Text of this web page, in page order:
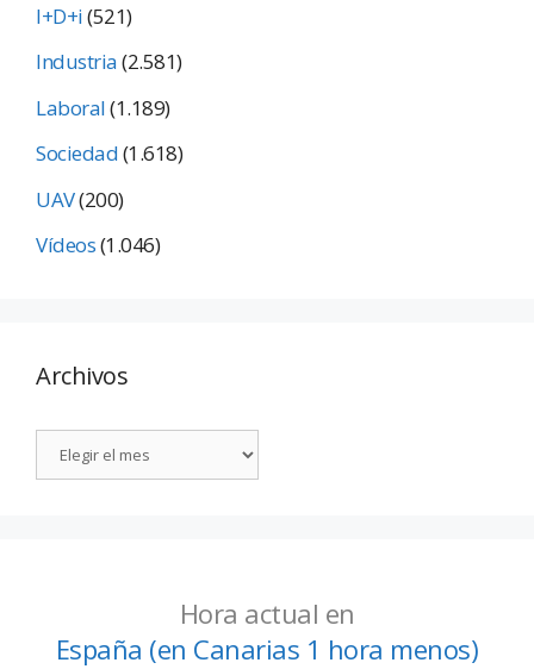
I+D+i(521)
Industria(2.581)
Laboral(1.189)
Sociedad(1.618)
UAV(200)
Vídeos(1.046)
Archivos
Hora actual en
España (en Canarias 1 hora menos)